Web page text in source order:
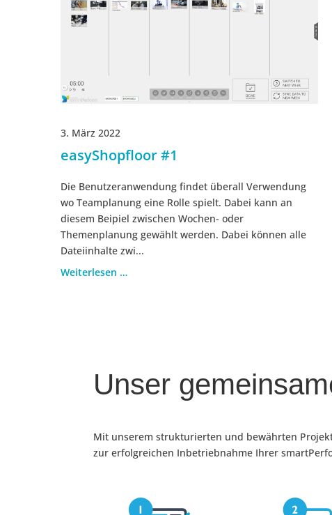
3. März 2022
easyShopfloor #1
Die Benutzeranwendung findet überall Verwendung
wo Teamplanung eine Rolle spielt. Dabei kann an
diesem Beipiel zwischen Wochen- oder
Themenplanung gewählt werden. Dabei können alle
Dateiinhalte zwi...
Weiterlesen …
Unser
Mit unserem strukturierten und bewährten
zur erfolgreichen Inbetriebnahme Ihrer